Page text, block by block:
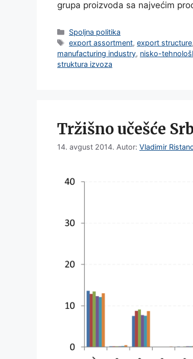
grupa proizvoda sa najvećim
Categories
Spoljna politika
Tags
export assortment,export structure,
manufacturing industry, nisko-
struktura izvoza
Tržišno učešće
14. avgust 2014. Autor: Vladimir